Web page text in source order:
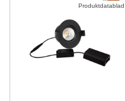
Produktdatablad